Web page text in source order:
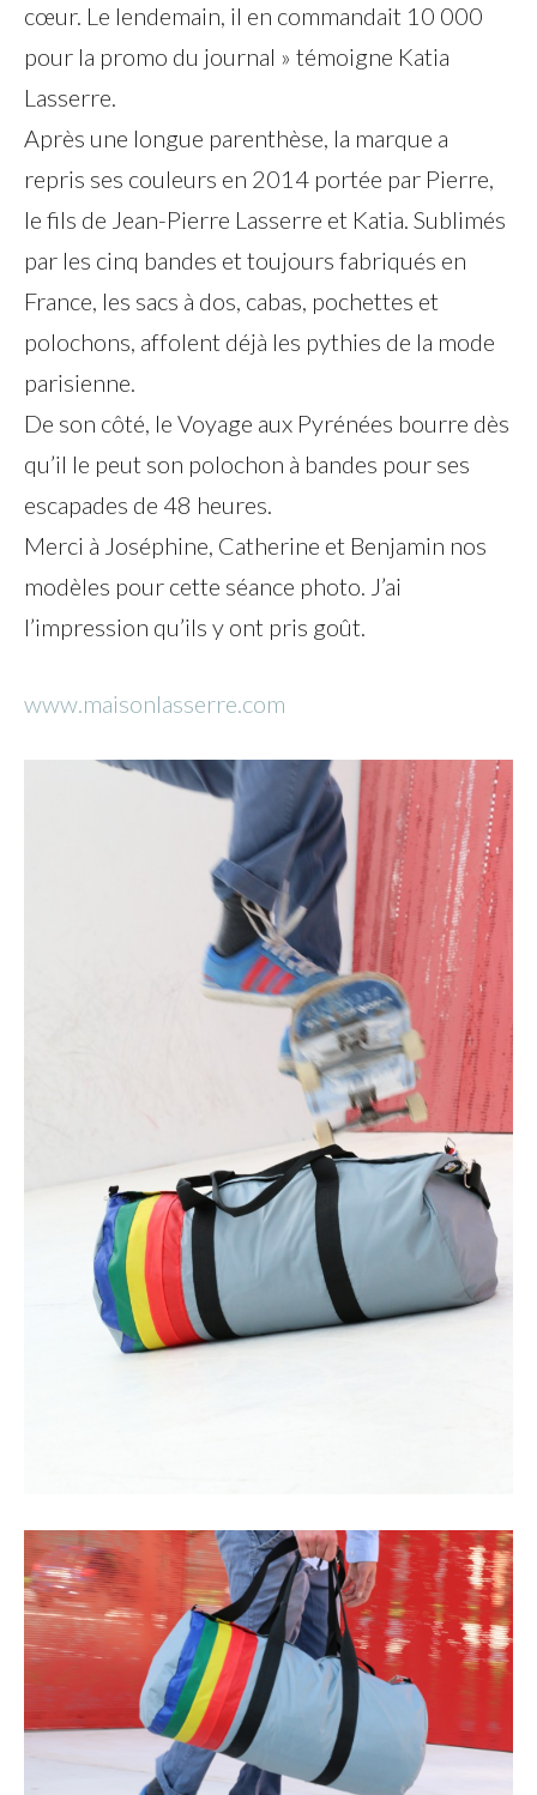
cœur. Le lendemain, il en commandait 10 000
pour la promo du journal » témoigne Katia
Lasserre.
Après une longue parenthèse, la marque a
repris ses couleurs en 2014 portée par Pierre,
le fils de Jean-Pierre Lasserre et Katia. Sublimés
par les cinq bandes et toujours fabriqués en
France, les sacs à dos, cabas, pochettes et
polochons, affolent déjà les pythies de la mode
parisienne.
De son côté, le Voyage aux Pyrénées bourre dès
qu’il le peut son polochon à bandes pour ses
escapades de 48 heures.
Merci à Joséphine, Catherine et Benjamin nos
modèles pour cette séance photo. J’ai
l’impression qu’ils y ont pris goût.
www.maisonlasserre.com